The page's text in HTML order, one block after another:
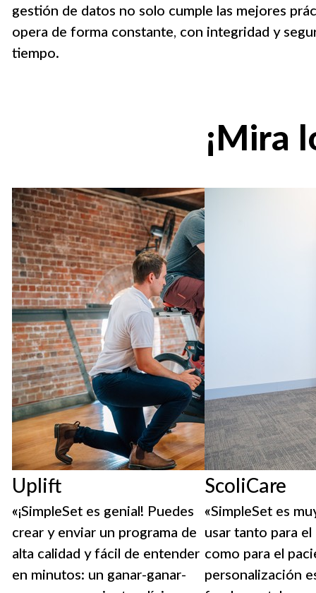
gestión de datos no solo cumple las mejores
opera de forma constante, con integridad y
tiempo.
¡Mira
Uplift
«¡SimpleSet es genial! Puedes
crear y enviar un programa de
alta calidad y fácil de entender
en minutos: un ganar-ganar-
ScoliCare
«SimpleSet es
usar tanto para
como para el
personalización